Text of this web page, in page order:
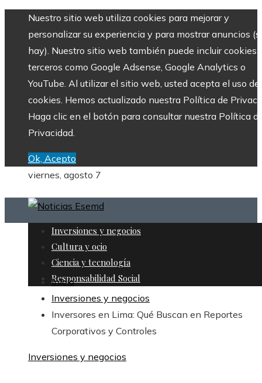
Nuestro sitio web utiliza cookies para mejorar y
personalizar su experiencia y para mostrar anuncios
hay). Nuestro sitio web también puede incluir cookies
terceros como Google Adsense, Google Analytics o
YouTube. Al utilizar el sitio web, usted acepta el uso de
cookies. Hemos actualizado nuestra Política de
Haga clic en el botón para consultar nuestra Política
Privacidad.
Ok, Acepto
viernes, agosto 7
Inversiones y negocios
Cultura y ocio
Ciencia y tecnología
Responsabilidad Social
Inicio
Inversiones y negocios
Inversores en Lima: Qué Buscan en Reportes
Corporativos y Controles
Inversiones y negocios